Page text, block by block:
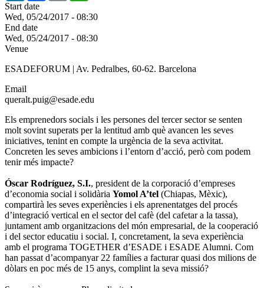
Start date
Wed, 05/24/2017 - 08:30
End date
Wed, 05/24/2017 - 08:30
Venue
ESADEFORUM | Av. Pedralbes, 60-62. Barcelona
Email
queralt.puig@esade.edu
Els emprenedors socials i les persones del tercer sector se senten
molt sovint superats per la lentitud amb què avancen les seves
iniciatives, tenint en compte la urgència de la seva activitat.
Concreten les seves ambicions i l’entorn d’acció, però com podem
tenir més impacte?
Óscar Rodríguez, S.I., president de la corporació d’empreses
d’economia social i solidària Yomol A’tel (Chiapas, Mèxic),
compartirà les seves experiències i els aprenentatges del procés
d’integració vertical en el sector del cafè (del cafetar a la tassa),
juntament amb organitzacions del món empresarial, de la cooperació
i del sector educatiu i social. I, concretament, la seva experiència
amb el programa TOGETHER d’ESADE i ESADE Alumni. Com
han passat d’acompanyar 22 famílies a facturar quasi dos milions de
dòlars en poc més de 15 anys, complint la seva missió?